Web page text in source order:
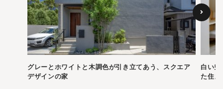
グレーとホワイトと木調色が引き立てあう、スクエア
デザインの家
白い空
た住ま